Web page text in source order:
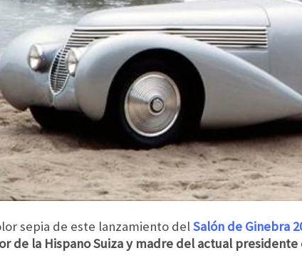
sepia de este lanzamiento delSalón de Ginebra
de la Hispano Suiza y madre del actual presidente